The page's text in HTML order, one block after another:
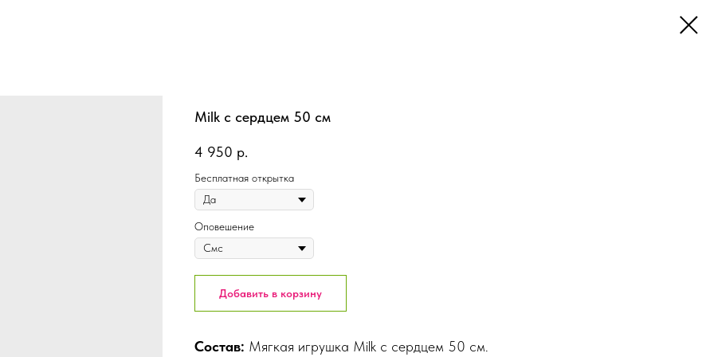
Milk с сердцем 50 см
4 950 р.
Бесплатная открытка
Оповешение
Добавить в корзину
Состав: Мягкая игрушка Milk с сердцем 50 см.